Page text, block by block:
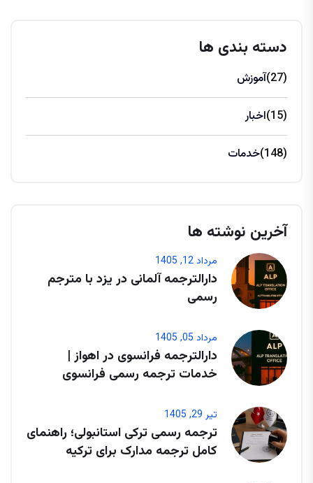
دسته بندی ها
آموزش (27)
اخبار (15)
خدمات (148)
آخرین نوشته ها
مرداد 12, 1405
دارالترجمه آلمانی در یزد با مترجم
رسمی
مرداد 05, 1405
دارالترجمه فرانسوی در اهواز |
خدمات ترجمه رسمی فرانسوی
تیر 29, 1405
ترجمه رسمی ترکی استانبولی؛ راهنمای
کامل ترجمه مدارک برای ترکیه